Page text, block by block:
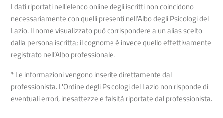
I dati riportati nell'elenco online degli iscritti non coincidono
necessariamente con quelli presenti nell’Albo degli Psicologi del
Lazio. Il nome visualizzato può corrispondere a un alias scelto
dalla persona iscritta; il cognome è invece quello effettivamente
registrato nell’Albo professionale.
* Le informazioni vengono inserite direttamente dal
professionista. L'Ordine degli Psicologi del Lazio non risponde di
eventuali errori, inesattezze e falsità riportate dal professionista.